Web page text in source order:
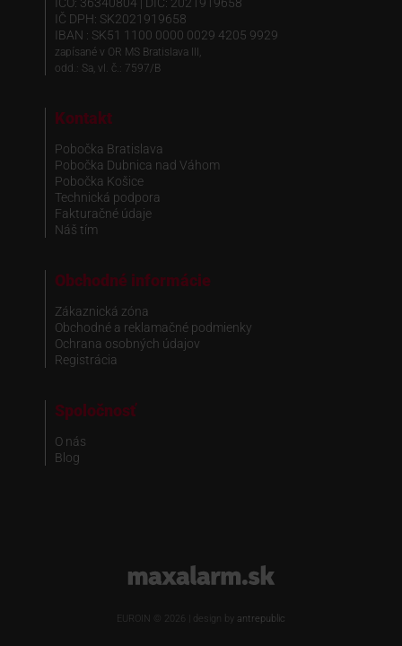
IČ DPH: SK2021919658
IBAN : SK51 1100 0000 0029 4205 9929
zapísané v OR MS Bratislava III,
odd.: Sa, vl. č.: 7597/B
Kontakt
Pobočka Bratislava
Pobočka Dubnica nad Váhom
Pobočka Košice
Technická podpora
Fakturačné údaje
Náš tím
Obchodné informácie
Zákaznická zóna
Obchodné a reklamačné podmienky
Ochrana osobných údajov
Registrácia
Spoločnosť
O nás
Blog
www.maxalarm.sk
EUROIN © 2026 | design by antrepublic